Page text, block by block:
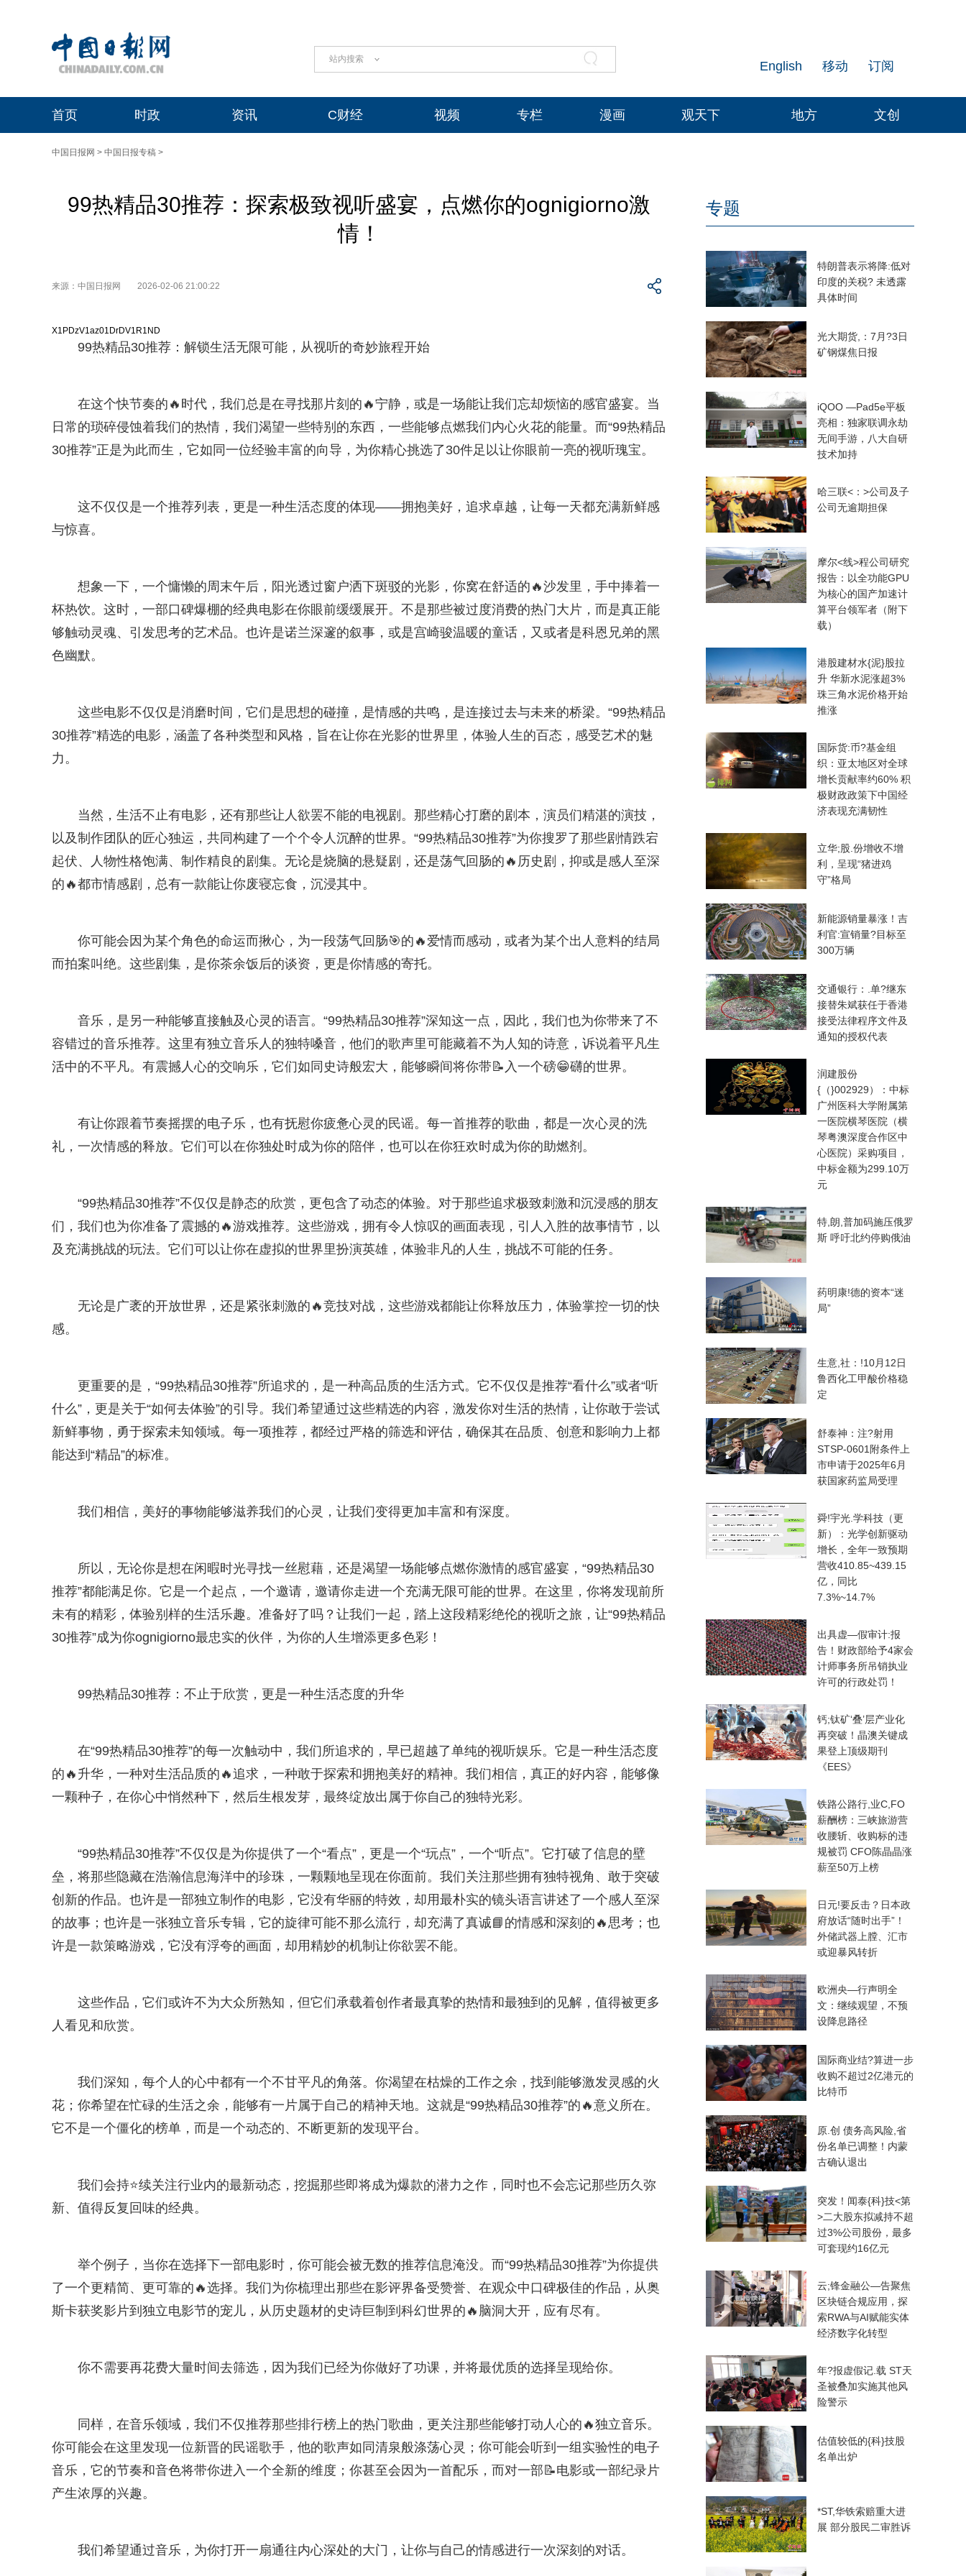
站内搜索 订阅
移动
English
首页 时政 资讯 C财经 视频 专栏 漫画 观天下 地方 文创
中国日报网 > 中国日报专稿 >
99热精品30推荐：探索极致视听盛宴，点燃你的ognigiorno激
情！
来源：中国日报网 2026-02-06 21:00:22
X1PDzV1az01DrDV1R1ND
99热精品30推荐：解锁生活无限可能，从视听的奇妙旅程开始
在这个快节奏的🔥时代，我们总是在寻找那片刻的🔥宁静，或是一场能让我们忘却烦恼的感官盛宴。当
日常的琐碎侵蚀着我们的热情，我们渴望一些特别的东西，一些能够点燃我们内心火花的能量。而“99热精品
30推荐”正是为此而生，它如同一位经验丰富的向导，为你精心挑选了30件足以让你眼前一亮的视听瑰宝。
这不仅仅是一个推荐列表，更是一种生活态度的体现——拥抱美好，追求卓越，让每一天都充满新鲜感
与惊喜。
想象一下，一个慵懒的周末午后，阳光透过窗户洒下斑驳的光影，你窝在舒适的🔥沙发里，手中捧着一
杯热饮。这时，一部口碑爆棚的经典电影在你眼前缓缓展开。不是那些被过度消费的热门大片，而是真正能
够触动灵魂、引发思考的艺术品。也许是诺兰深邃的叙事，或是宫崎骏温暖的童话，又或者是科恩兄弟的黑
色幽默。
这些电影不仅仅是消磨时间，它们是思想的碰撞，是情感的共鸣，是连接过去与未来的桥梁。“99热精品
30推荐”精选的电影，涵盖了各种类型和风格，旨在让你在光影的世界里，体验人生的百态，感受艺术的魅
力。
当然，生活不止有电影，还有那些让人欲罢不能的电视剧。那些精心打磨的剧本，演员们精湛的演技，
以及制作团队的匠心独运，共同构建了一个个令人沉醉的世界。“99热精品30推荐”为你搜罗了那些剧情跌宕
起伏、人物性格饱满、制作精良的剧集。无论是烧脑的悬疑剧，还是荡气回肠的🔥历史剧，抑或是感人至深
的🔥都市情感剧，总有一款能让你废寝忘食，沉浸其中。
你可能会因为某个角色的命运而揪心，为一段荡气回肠🎯的🔥爱情而感动，或者为某个出人意料的结局
而拍案叫绝。这些剧集，是你茶余饭后的谈资，更是你情感的寄托。
音乐，是另一种能够直接触及心灵的语言。“99热精品30推荐”深知这一点，因此，我们也为你带来了不
容错过的音乐推荐。这里有独立音乐人的独特嗓音，他们的歌声里可能藏着不为人知的诗意，诉说着平凡生
活中的不平凡。有震撼人心的交响乐，它们如同史诗般宏大，能够瞬间将你带📝入一个磅😁礴的世界。
有让你跟着节奏摇摆的电子乐，也有抚慰你疲惫心灵的民谣。每一首推荐的歌曲，都是一次心灵的洗
礼，一次情感的释放。它们可以在你独处时成为你的陪伴，也可以在你狂欢时成为你的助燃剂。
“99热精品30推荐”不仅仅是静态的欣赏，更包含了动态的体验。对于那些追求极致刺激和沉浸感的朋友
们，我们也为你准备了震撼的🔥游戏推荐。这些游戏，拥有令人惊叹的画面表现，引人入胜的故事情节，以
及充满挑战的玩法。它们可以让你在虚拟的世界里扮演英雄，体验非凡的人生，挑战不可能的任务。
无论是广袤的开放世界，还是紧张刺激的🔥竞技对战，这些游戏都能让你释放压力，体验掌控一切的快
感。
更重要的是，“99热精品30推荐”所追求的，是一种高品质的生活方式。它不仅仅是推荐“看什么”或者“听
什么”，更是关于“如何去体验”的引导。我们希望通过这些精选的内容，激发你对生活的热情，让你敢于尝试
新鲜事物，勇于探索未知领域。每一项推荐，都经过严格的筛选和评估，确保其在品质、创意和影响力上都
能达到“精品”的标准。
我们相信，美好的事物能够滋养我们的心灵，让我们变得更加丰富和有深度。
所以，无论你是想在闲暇时光寻找一丝慰藉，还是渴望一场能够点燃你激情的感官盛宴，“99热精品30
推荐”都能满足你。它是一个起点，一个邀请，邀请你走进一个充满无限可能的世界。在这里，你将发现前所
未有的精彩，体验别样的生活乐趣。准备好了吗？让我们一起，踏上这段精彩绝伦的视听之旅，让“99热精品
30推荐”成为你ognigiorno最忠实的伙伴，为你的人生增添更多色彩！
99热精品30推荐：不止于欣赏，更是一种生活态度的升华
在“99热精品30推荐”的每一次触动中，我们所追求的，早已超越了单纯的视听娱乐。它是一种生活态度
的🔥升华，一种对生活品质的🔥追求，一种敢于探索和拥抱美好的精神。我们相信，真正的好内容，能够像
一颗种子，在你心中悄然种下，然后生根发芽，最终绽放出属于你自己的独特光彩。
“99热精品30推荐”不仅仅是为你提供了一个“看点”，更是一个“玩点”，一个“听点”。它打破了信息的壁
垒，将那些隐藏在浩瀚信息海洋中的珍珠，一颗颗地呈现在你面前。我们关注那些拥有独特视角、敢于突破
创新的作品。也许是一部独立制作的电影，它没有华丽的特效，却用最朴实的镜头语言讲述了一个感人至深
的故事；也许是一张独立音乐专辑，它的旋律可能不那么流行，却充满了真诚📘的情感和深刻的🔥思考；也
许是一款策略游戏，它没有浮夸的画面，却用精妙的机制让你欲罢不能。
这些作品，它们或许不为大众所熟知，但它们承载着创作者最真挚的热情和最独到的见解，值得被更多
人看见和欣赏。
我们深知，每个人的心中都有一个不甘平凡的角落。你渴望在枯燥的工作之余，找到能够激发灵感的火
花；你希望在忙碌的生活之余，能够有一片属于自己的精神天地。这就是“99热精品30推荐”的🔥意义所在。
它不是一个僵化的榜单，而是一个动态的、不断更新的发现平台。
我们会持⭐续关注行业内的最新动态，挖掘那些即将成为爆款的潜力之作，同时也不会忘记那些历久弥
新、值得反复回味的经典。
举个例子，当你在选择下一部电影时，你可能会被无数的推荐信息淹没。而“99热精品30推荐”为你提供
了一个更精简、更可靠的🔥选择。我们为你梳理出那些在影评界备受赞誉、在观众中口碑极佳的作品，从奥
斯卡获奖影片到独立电影节的宠儿，从历史题材的史诗巨制到科幻世界的🔥脑洞大开，应有尽有。
你不需要再花费大量时间去筛选，因为我们已经为你做好了功课，并将最优质的选择呈现给你。
同样，在音乐领域，我们不仅推荐那些排行榜上的热门歌曲，更关注那些能够打动人心的🔥独立音乐。
你可能会在这里发现一位新晋的民谣歌手，他的歌声如同清泉般涤荡心灵；你可能会听到一组实验性的电子
音乐，它的节奏和音色将带你进入一个全新的维度；你甚至会因为一首配乐，而对一部📝电影或一部纪录片
产生浓厚的兴趣。
我们希望通过音乐，为你打开一扇通往内心深处的大门，让你与自己的情感进行一次深刻的对话。
专题
特朗普表示将降:低对
印度的关税? 未透露
具体时间
光大期货,：7月?3日
矿钢煤焦日报
iQOO —Pad5e平板
亮相：独家联调永劫
无间手游，八大自研
技术加持
哈三联<：>公司及子
公司无逾期担保
摩尔<线>程公司研究
报告：以全功能GPU
为核心的国产加速计
算平台领军者（附下
载）
港股建材水{泥}股拉
升 华新水泥涨超3%
珠三角水泥价格开始
推涨
国际货:币?基金组
织：亚太地区对全球
增长贡献率约60% 积
极财政政策下中国经
济表现充满韧性
立华;股.份增收不增
利，呈现“猪进鸡
守”格局
新能源销量暴涨！吉
利官:宣销量?目标至
300万辆
交通银行：.单?继东
接替朱斌获任于香港
接受法律程序文件及
通知的授权代表
润建股份
{（}002929）：中标
广州医科大学附属第
一医院横琴医院（横
琴粤澳深度合作区中
心医院）采购项目，
中标金额为299.10万
元
特,朗,普加码施压俄罗
斯 呼吁北约停购俄油
药明康!德的资本“迷
局”
生意,社：!10月12日
鲁西化工甲酸价格稳
定
舒泰神：注?射用
STSP-0601附条件上
市申请于2025年6月
获国家药监局受理
舜!宇光.学科技（更
新）：光学创新驱动
增长，全年一致预期
营收410.85~439.15
亿，同比
7.3%~14.7%
出具虚—假审计:报
告！财政部给予4家会
计师事务所吊销执业
许可的行政处罚！
钙;钛矿‘叠’层产业化
再突破！晶澳关键成
果登上顶级期刊
《EES》
铁路公路行,业C,FO
薪酬榜：三峡旅游营
收腰斩、收购标的违
规被罚 CFO陈晶晶涨
薪至50万上榜
日元!要反击？日本政
府放话“随时出手”！
外储武器上膛、汇市
或迎暴风转折
欧洲央—行声明全
文：继续观望，不预
设降息路径
国际商业结?算进一步
收购不超过2亿港元的
比特币
原.创 债务高风险,省
份名单已调整！内蒙
古确认退出
突发！闻泰{科}技<第
>二大股东拟减持不超
过3%公司股份，最多
可套现约16亿元
云;锋金融公—告聚焦
区块链合规应用，探
索RWA与AI赋能实体
经济数字化转型
年?报虚假记.载 ST天
圣被叠加实施其他风
险警示
估值较低的{科}技股
名单出炉
*ST,华铁索赔重大进
展 部分股民二审胜诉